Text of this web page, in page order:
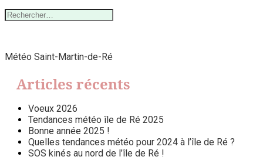
Rechercher :
Météo Saint-Martin-de-Ré
Articles récents
Voeux 2026
Tendances météo île de Ré 2025
Bonne année 2025 !
Quelles tendances météo pour 2024 à l’île de Ré ?
SOS kinés au nord de l’île de Ré !